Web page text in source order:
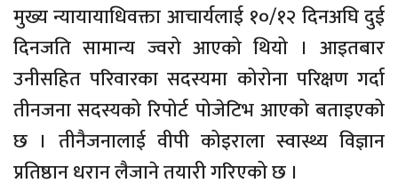
मुख्य न्यायायाधिवक्ता आचार्यलाई १०/१२ दिनअघि दुई
दिनजति सामान्य ज्वरो आएको थियो । आइतबार
उनीसहित परिवारका सदस्यमा कोरोना परिक्षण गर्दा
तीनजना सदस्यको रिपोर्ट पोजेटिभ आएको बताइएको
छ । तीनैजनालाई वीपी कोइराला स्वास्थ्य विज्ञान
प्रतिष्ठान धरान लैजाने तयारी गरिएको छ ।